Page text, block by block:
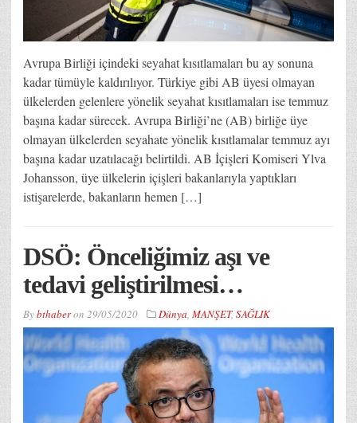
Avrupa Birliği içindeki seyahat kısıtlamaları bu ay sonuna
kadar tümüyle kaldırılıyor. Türkiye gibi AB üyesi olmayan
ülkelerden gelenlere yönelik seyahat kısıtlamaları ise temmuz
başına kadar sürecek. Avrupa Birliği’ne (AB) birliğe üye
olmayan ülkelerden seyahate yönelik kısıtlamalar temmuz ayı
başına kadar uzatılacağı belirtildi. AB İçişleri Komiseri Ylva
Johansson, üye ülkelerin içişleri bakanlarıyla yaptıkları
istişarelerde, bakanların hemen […]
DSÖ: Önceliğimiz aşı ve
tedavi geliştirilmesi…
Bybthaberon 29/05/2020 Dünya, MANŞET, SAĞLIK